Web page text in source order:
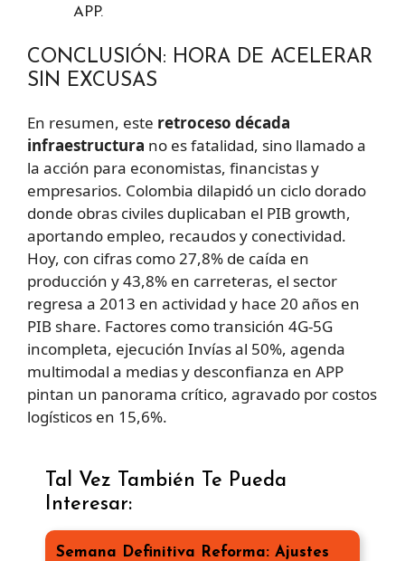
APP.
CONCLUSIÓN: HORA DE ACELERAR
SIN EXCUSAS
En resumen, este retroceso década
infraestructura no es fatalidad, sino llamado a
la acción para economistas, financistas y
empresarios. Colombia dilapidó un ciclo dorado
donde obras civiles duplicaban el PIB growth,
aportando empleo, recaudos y conectividad.
Hoy, con cifras como 27,8% de caída en
producción y 43,8% en carreteras, el sector
regresa a 2013 en actividad y hace 20 años en
PIB share. Factores como transición 4G-5G
incompleta, ejecución Invías al 50%, agenda
multimodal a medias y desconfianza en APP
pintan un panorama crítico, agravado por costos
logísticos en 15,6%.
Tal Vez También Te Pueda
Interesar:
Semana Definitiva Reforma: Ajustes